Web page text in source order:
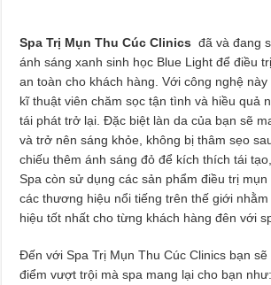
Spa Trị Mụn Thu Cúc Clinicsđã và đang
ánh sáng xanh sinh học Blue Light để điều
an toàn cho khách hàng. Với công nghệ
kĩ thuật viên chăm sọc tận tình và hiều quả
tái phát trở lại. Đặc biệt làn da của bạn sẽ
và trở nên sáng khỏe, không bị thâm sẹo
chiếu thêm ánh sáng đỏ để kích thích tái
Spa còn sử dụng các sản phẩm điều trị
các thương hiệu nổi tiếng trên thế giới
hiệu tốt nhất cho từng khách hàng đên với
Đến với Spa Trị Mụn Thu Cúc Clinics bạn
điểm vượt trội mà spa mang lại cho bạn